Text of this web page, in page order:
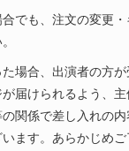
でも、注文の変更
場合、出演者の方が
届けられるよう、
関係で差し入れの
ます。あらかじめご